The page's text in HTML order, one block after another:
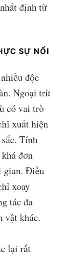
định từ
SỰ NỔI
độc
Ngoại trừ
có vai trò
xuất hiện
Tính
đơn
gian. Điều
xoay
tác đa
vật khác.
lại rất